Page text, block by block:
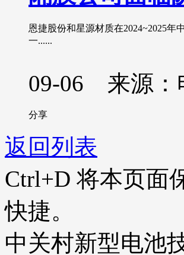
恩捷股份和星源材质在2024~2025
一......
09-06 来源：
分享
返回列表
Ctrl+D 将本页面
快捷。
中关村新型电池